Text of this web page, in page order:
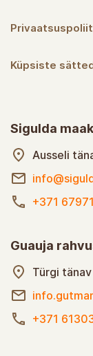
Küpsiste
Sigulda
Ausseli
+371
Guauja
Türgi
+371